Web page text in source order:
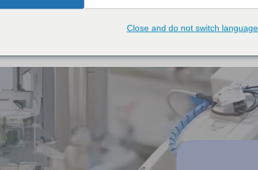
Close and do not switch language